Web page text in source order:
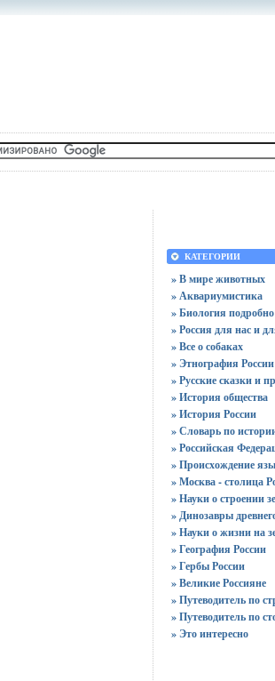
КАТЕГОРИИ
» В мире животных
» Аквариумистика
» Биология подробно
» Россия для нас и
» Все о собаках
» Этнография России
» Русские сказки и
» История общества
» История России
» Словарь по
» Российская
» Происхождение
» Москва - столица
» Науки о строении
» Динозавры
» Науки о жизни на
» География России
» Гербы России
» Великие Россияне
» Путеводитель по
» Путеводитель по
» Это интересно